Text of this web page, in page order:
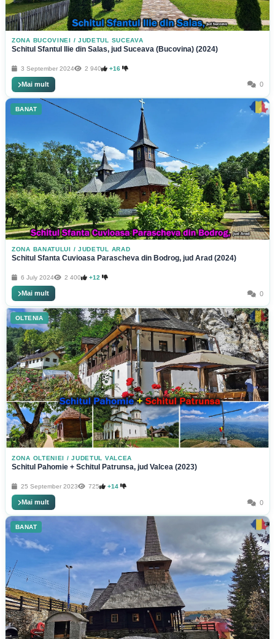
ZONA BUCOVINEI / JUDETUL SUCEAVA
Schitul Sfantul Ilie din Salas, jud Suceava (Bucovina) (2024)
3 September 2024 2 940 +16
Mai mult 0
BANAT
ZONA BANATULUI / JUDETUL ARAD
Schitul Sfanta Cuvioasa Parascheva din Bodrog, jud Arad (2024)
6 July 2024 2 400 +12
Mai mult 0
OLTENIA
ZONA OLTENIEI /JUDETUL VALCEA
Schitul Pahomie + Schitul Patrunsa, jud Valcea (2023)
25 September 2023 725 +14
Mai mult 0
BANAT